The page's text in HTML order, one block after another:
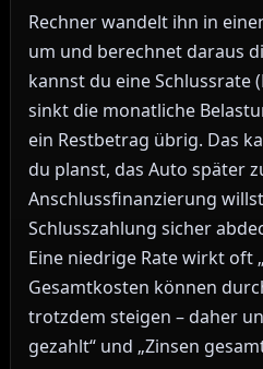
Rechner wandelt ihn in
um und berechnet daraus
kannst du eine Schlussrate
sinkt die monatliche
ein Restbetrag übrig. Das
du planst, das Auto später
Anschlussfinanzierung
Schlusszahlung sicher
Eine niedrige Rate wirkt oft
Gesamtkosten können
trotzdem steigen – daher
gezahlt“ und „Zinsen